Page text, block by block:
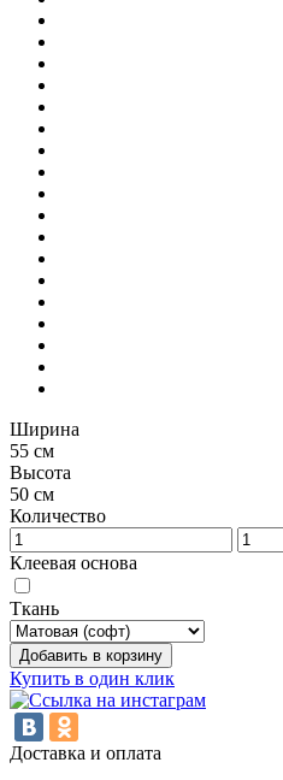
Ширина
55 см
Высота
50 см
Количество
Клеевая основа
Ткань
Добавить в корзину
Купить в один клик
Доставка и оплата